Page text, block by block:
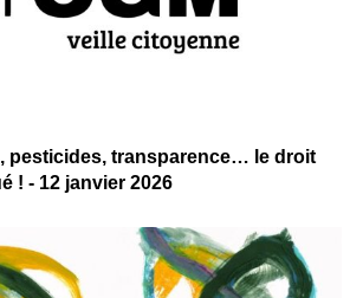
pesticides, transparence… le droit
! - 12 janvier 2026